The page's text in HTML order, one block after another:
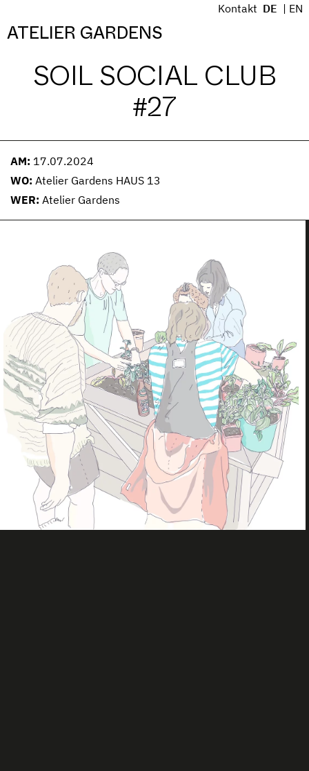
n
ATELIER GARDENS
Kontakt DE
EN
SOIL SOCIAL CLUB
#27
AM: 17.07.2024
WO: Atelier Gardens HAUS 13
WER: Atelier Gardens